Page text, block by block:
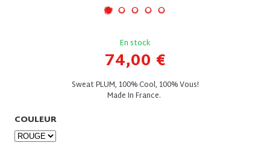
En stock
74,00 €
Sweat PLUM, 100% Cool, 100% Vous!
Made In France.
COULEUR